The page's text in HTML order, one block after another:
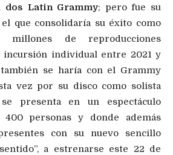
dos Latin Grammy; pero fue su
que consolidaría su éxito como
millones de reproducciones
incursión individual entre 2021 y
se haría con el Grammy
vez por su disco como solista
se presenta en un espectáculo
personas y donde además
con su nuevo sencillo
a estrenarse este 22 de